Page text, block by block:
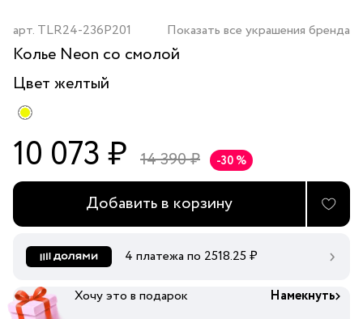
арт. TLR24-236P201 Показать все украшения бренда
Колье Neon со смолой
Цвет желтый
10 073 ₽ 14 390 ₽ -30 %
Добавить в корзину
4 платежа по 2518.25 ₽
Хочу это в подарок Намекнуть